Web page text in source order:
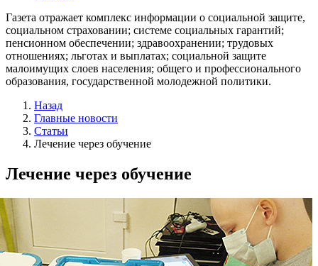
Газета отражает комплекс информации о социальной защите,
социальном страховании; системе социальных гарантий;
пенсионном обеспечении; здравоохранении; трудовых
отношениях; льготах и выплатах; социальной защите
малоимущих слоев населения; общего и профессионального
образования, государственной молодежной политики.
Назад
Главные новости
Статьи
Лечение через обучение
Лечение через обучение